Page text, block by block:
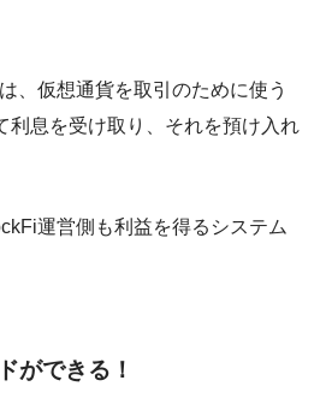
、仮想通貨を取引のために使う
利息を受け取り、それを預け入れ
運営側も利益を得るシステム
ができる！